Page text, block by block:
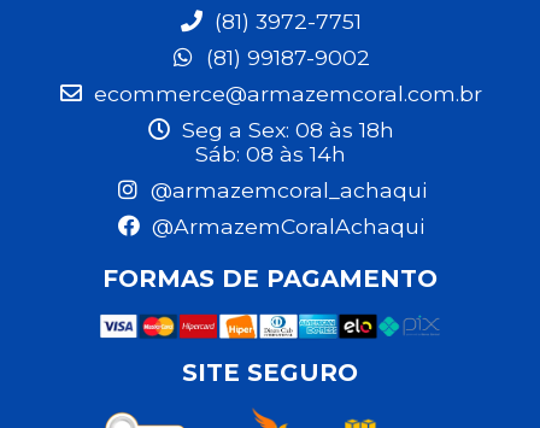
(81) 3972-7751
(81) 99187-9002
ecommerce@armazemcoral.com.br
Seg a Sex: 08 às 18h
Sáb: 08 às 14h
@armazemcoral_achaqui
@ArmazemCoralAchaqui
FORMAS DE PAGAMENTO
SITE SEGURO